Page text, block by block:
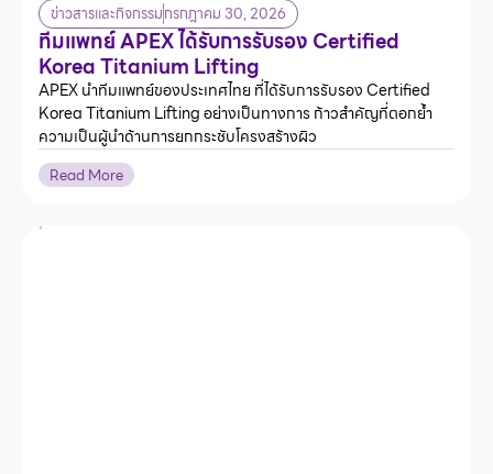
ข่าวสารและกิจกรรมกรกฎาคม 30, 2026
ทีมแพทย์ APEX ได้รับการรับรอง Certified
Korea Titanium Lifting
APEX นำทีมแพทย์ของประเทศไทย ที่ได้รับการรับรอง Certified
Korea Titanium Lifting อย่างเป็นทางการ ก้าวสำคัญที่ตอกย้ำ
ความเป็นผู้นำด้านการยกกระชับโครงสร้างผิว
Read More